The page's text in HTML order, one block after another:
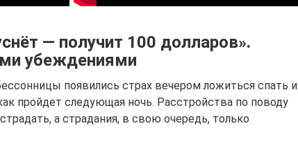
— получит 100 долларов».
убеждениями
появились страх вечером ложиться спать и
пройдет следующая ночь. Расстройства по поводу
а страдания, в свою очередь, только